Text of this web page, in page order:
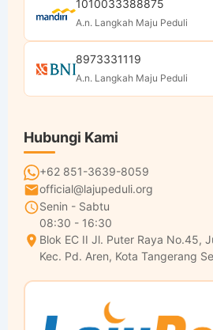
1010033388875
A.n. Langkah Maju Peduli
8973331119
A.n. Langkah Maju Peduli
Hubungi Kami
+62 851-3639-8059
official@lajupeduli.org
Senin - Sabtu
08:30 - 16:30
Blok EC II Jl. Puter Raya No.45,
Kec. Pd. Aren, Kota Tangerang